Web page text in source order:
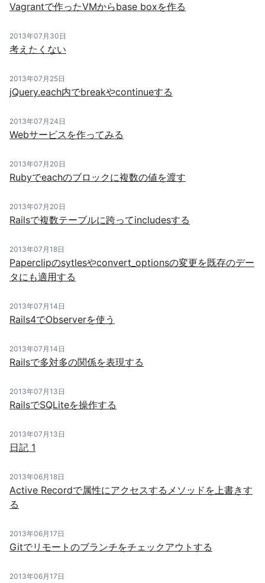
Vagrantで作ったVMからbase boxを作る
2013年07月30日
考えたくない
2013年07月25日
jQuery.each内でbreakやcontinueする
2013年07月24日
Webサービスを作ってみる
2013年07月20日
Rubyでeachのブロックに複数の値を渡す
2013年07月20日
Railsで複数テーブルに跨ってincludesする
2013年07月18日
Paperclipのsytlesやconvert_optionsの変更を既存のデー
タにも適用する
2013年07月14日
Rails4でObserverを使う
2013年07月14日
Railsで多対多の関係を表現する
2013年07月13日
RailsでSQLiteを操作する
2013年07月13日
日記 1
2013年06月18日
Active Recordで属性にアクセスするメソッドを上書きす
る
2013年06月17日
Gitでリモートのブランチをチェックアウトする
2013年06月17日